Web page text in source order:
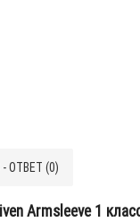
ОТВЕТ (0)
Armsleeve 1